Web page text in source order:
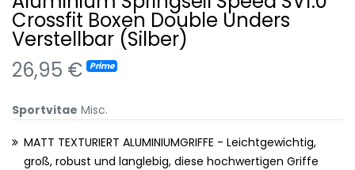
Crossfit Boxen Double Unders
Verstellbar (Silber)
26,95 €
Prime
Sportvitae Misc.
MATT TEXTURIERT ALUMINIUMGRIFFE - Leichtgewichtig,
groß, robust und langlebig, diese hochwertigen Griffe